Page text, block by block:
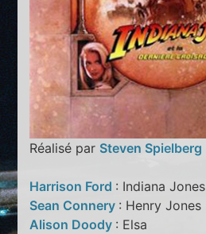
Réalisé par Steven Spielberg
Harrison Ford : Indiana Jones
Sean Connery : Henry Jones
Alison Doody : Elsa